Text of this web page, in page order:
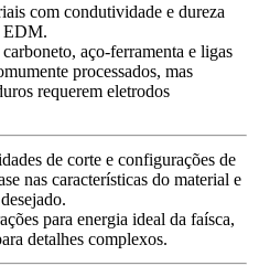
com condutividade e dureza
EDM.
aço-ferramenta e ligas
processados, mas
requerem eletrodos
de corte e configurações de
nas características do material e
para energia ideal da faísca,
detalhes complexos.